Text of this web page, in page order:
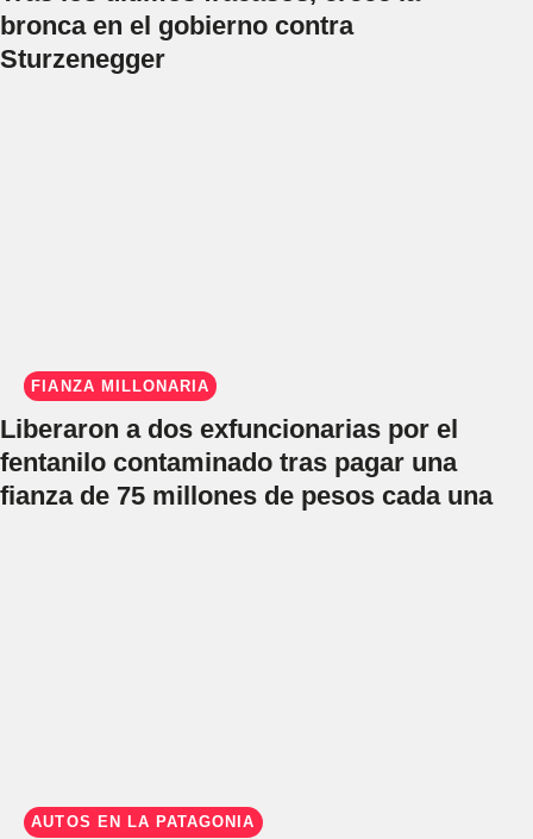
bronca en el gobierno contra
Sturzenegger
FIANZA MILLONARIA
Liberaron a dos exfuncionarias por el
fentanilo contaminado tras pagar una
fianza de 75 millones de pesos cada una
AUTOS EN LA PATAGONIA